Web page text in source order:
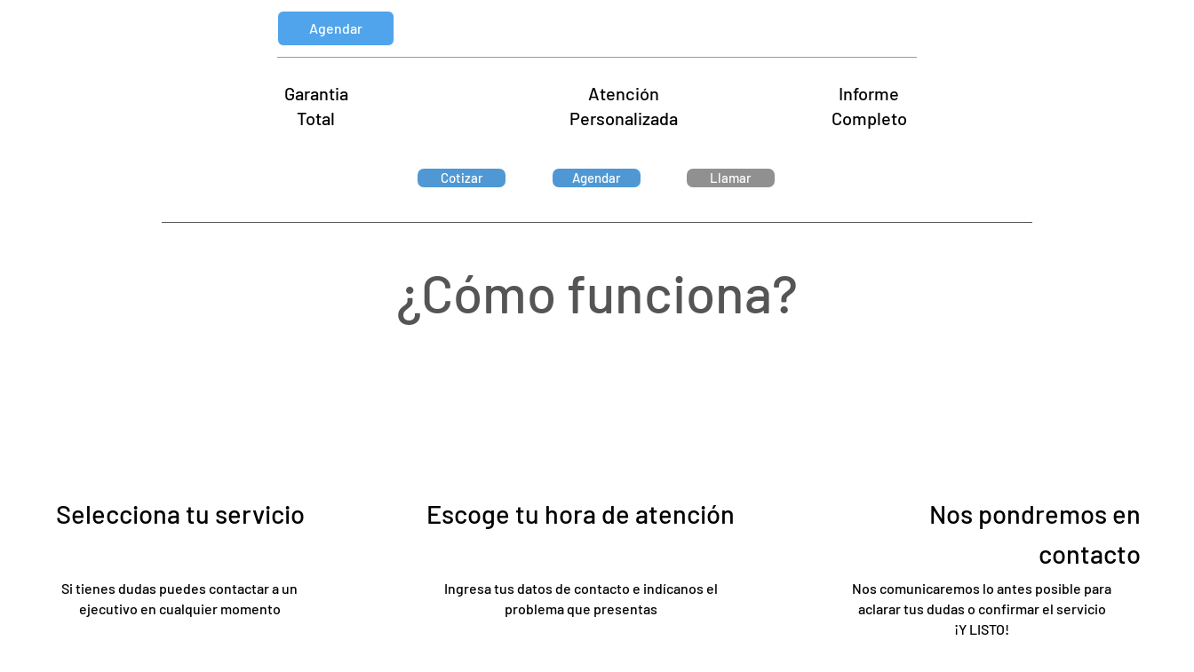
Agendar
Garantia
Total
Atención
Personalizada
Informe
Completo
Cotizar Agendar Llamar
¿Cómo funciona?
Selecciona tu servicio Escoge tu hora de atención
Nos pondremos en
contacto
Si tienes dudas puedes contactar a un
ejecutivo en cualquier momento
Ingresa tus datos de contacto e indícanos el
problema que presentas
Nos comunicaremos lo antes posible para
aclarar tus dudas o confirmar el servicio
¡Y LISTO!